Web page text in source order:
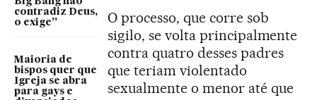
contradiz Deus,
o exige”
Maioria de
bispos quer que
Igreja se abra
para gays e
O processo, que corre sob
sigilo, se volta principalmente
contra quatro desses padres
que teriam violentado
sexualmente o menor até que